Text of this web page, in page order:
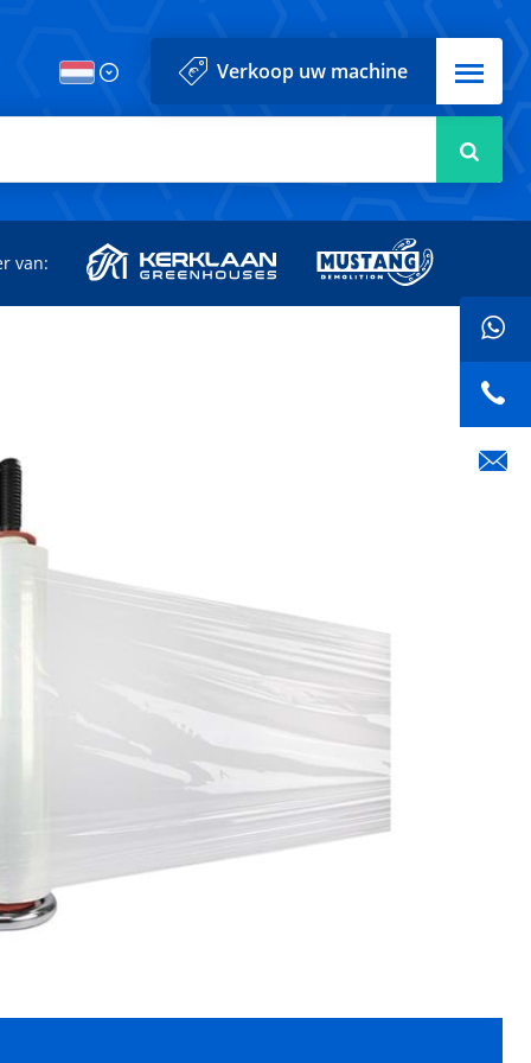
Verkoop uw machine Menu
van: